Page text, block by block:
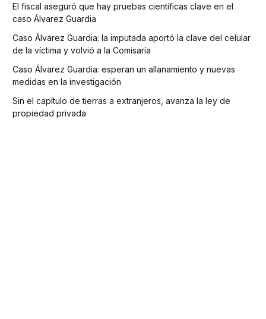
El fiscal aseguró que hay pruebas científicas clave en el
caso Álvarez Guardia
Caso Álvarez Guardia: la imputada aportó la clave del celular
de la víctima y volvió a la Comisaría
Caso Álvarez Guardia: esperan un allanamiento y nuevas
medidas en la investigación
Sin el capítulo de tierras a extranjeros, avanza la ley de
propiedad privada